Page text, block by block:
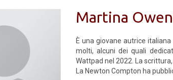
Martina
È una giovane autrice
molti, alcuni dei quali
Wattpad nel 2022. La
La Newton Compton ha